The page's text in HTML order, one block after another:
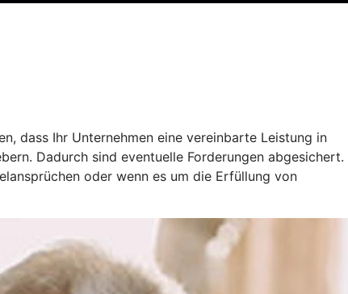
dass Ihr Unternehmen eine vereinbarte Leistung in
Dadurch sind eventuelle Forderungen abgesichert.
oder wenn es um die Erfüllung von